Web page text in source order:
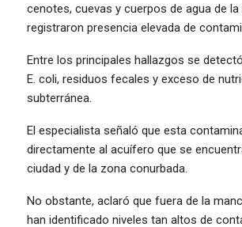
cenotes, cuevas y cuerpos de agua de
registraron presencia elevada de
Entre los principales hallazgos se
E. coli, residuos fecales y exceso de
subterránea.
El especialista señaló que esta
directamente al acuífero que se
ciudad y de la zona conurbada.
No obstante, aclaró que fuera de la
han identificado niveles tan altos de